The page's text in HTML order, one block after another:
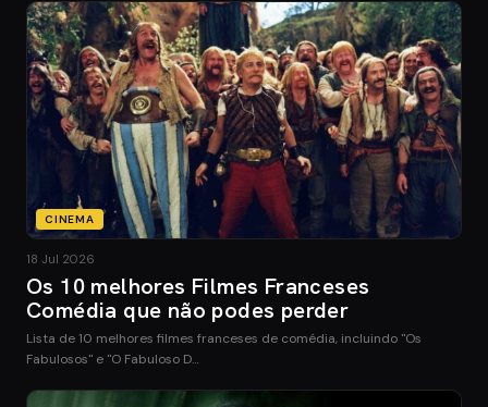
CINEMA
18 Jul 2026
Os 10 melhores Filmes Franceses
Comédia que não podes perder
Lista de 10 melhores filmes franceses de comédia, incluindo "Os
Fabulosos" e "O Fabuloso D…